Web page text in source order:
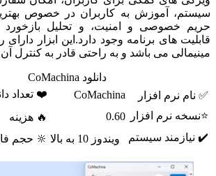
سیستم، آموزش به کاربران در خصوص
حریم خصوصی و امنیت، و تحلیل بازخورد
قابلیت های برنامه وجود دارد.این ابزار
مینیمالی می باشد و به راحتی قادر به کنترل
دانلود CoMachina
✅ نام نرم افزار
CoMachina ❤️ تعداد
⭐نسخه نرم افزار
0.60 🔥 هزینه
✔️ نیازمند سیستم
ویندوز 10 به بالا 🔆 حجم